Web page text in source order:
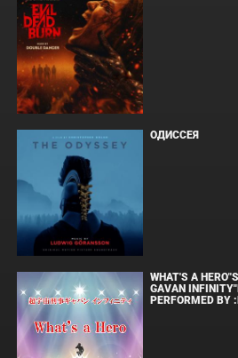
ОДИССЕЯ
WHAT'S A
GAVAN
PERFORMED BY